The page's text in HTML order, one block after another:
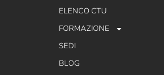
ELENCO CTU
FORMAZIONE
SEDI
BLOG